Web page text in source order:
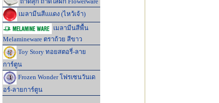
เมลามีนสีแแดง (ไหว้เจ้า)
เมลามีนสีพื้น
Melamineware ตราถ้วย สีขาว
Toy Story ทอยสตอรี่-ลาย
การ์ตูน
Frozen Wonder โฟรเซนวันเด
อร์-ลายการ์ตูน